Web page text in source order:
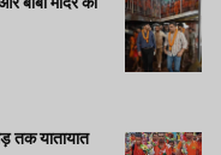
तक यातायात